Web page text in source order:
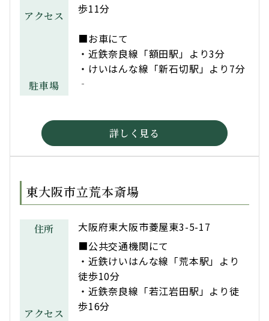
アクセス
歩11分
■お車にて
・近鉄奈良線「額田駅」より3分
・けいはんな線「新石切駅」より7分
駐車場 ‐
詳しく見る
東大阪市立荒本斎場
住所 大阪府東大阪市菱屋東3-5-17
アクセス
■公共交通機関にて
・近鉄けいはんな線「荒本駅」より
徒歩10分
・近鉄奈良線「若江岩田駅」より徒
歩16分